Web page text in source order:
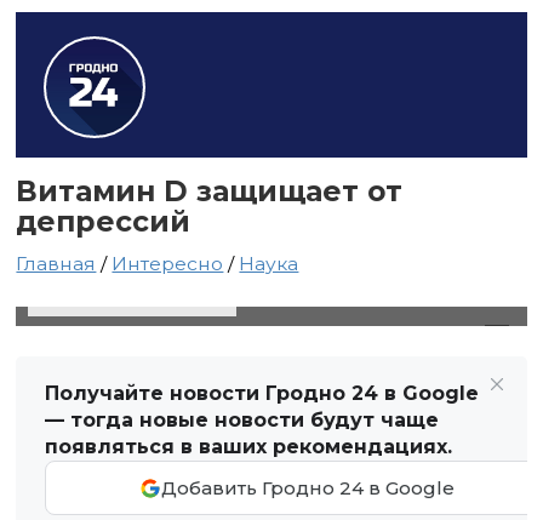
Витамин D защищает от
депрессий
Главная / Интересно / Наука
Получайте новости Гродно 24 в Google
— тогда новые новости будут чаще
появляться в ваших рекомендациях.
Добавить Гродно 24 в Google